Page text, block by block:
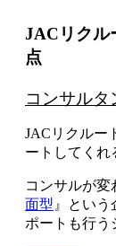
JACリクル
点
コンサルタ
JACリクルー
ートしてくれ
コンサルが変
面型 』とい
ポートも行う